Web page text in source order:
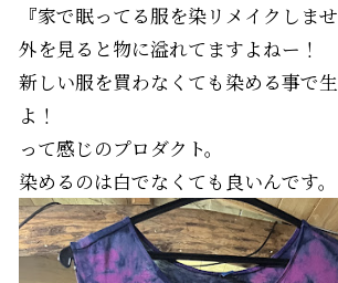
『家で眠ってる服を染リメイクしませ
外を見ると物に溢れてますよねー！
新しい服を買わなくても染める事で
よ！
って感じのプロダクト。
染めるのは白でなくても良いんです。